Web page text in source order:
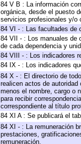
84 V B : La información
orgánica, desde el puesto
servicios profesionales y/o
84 VI - : Las facultades de
84 VII - : Los manuales de
de cada dependencia y
84 VIII - : Los indicadores
84 IX - : Los indicadores
84 X - : El directorio de
realicen actos de autoridad
menos el nombre, cargo o
para recibir
correspondiente al título
84 XI A : Se publicará el
84 XI - : La remuneración
prestaciones,
remuneración.